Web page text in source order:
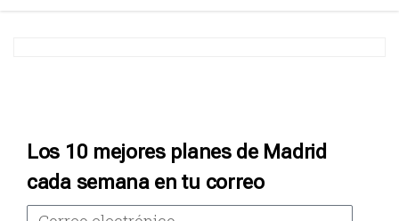
Los 10 mejores planes de Madrid
cada semana en tu correo